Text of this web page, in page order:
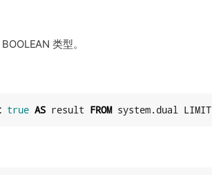
类型。
true AS result FROM system.dual LIMIT